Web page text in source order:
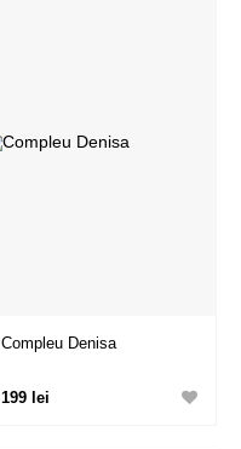
Compleu Denisa
199 lei